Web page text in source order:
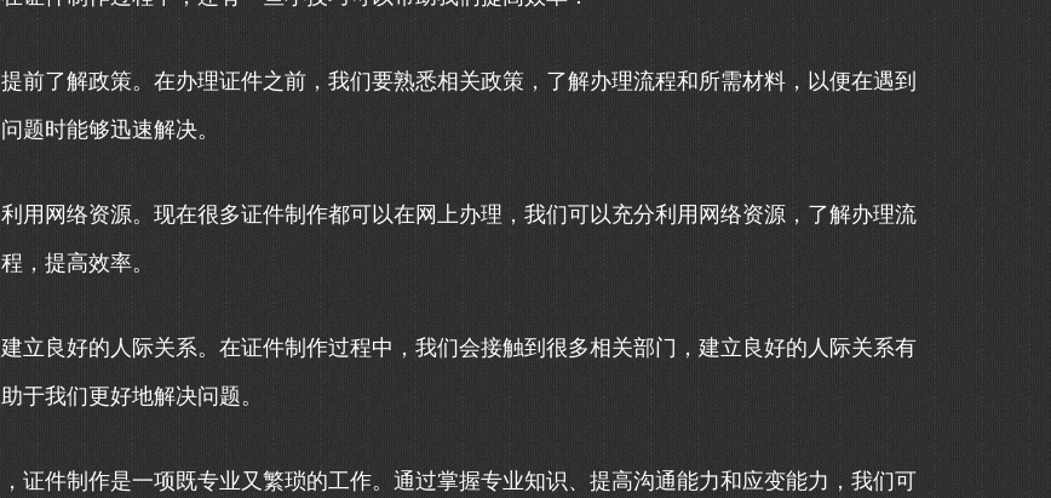
提前了解政策。在办理证件之前，我们要熟悉相关政策，了解办理流程和所需材料，以便在遇到
问题时能够迅速解决。
利用网络资源。现在很多证件制作都可以在网上办理，我们可以充分利用网络资源，了解办理流
程，提高效率。
建立良好的人际关系。在证件制作过程中，我们会接触到很多相关部门，建立良好的人际关系有
助于我们更好地解决问题。
，证件制作是一项既专业又繁琐的工作。通过掌握专业知识、提高沟通能力和应变能力，我们可